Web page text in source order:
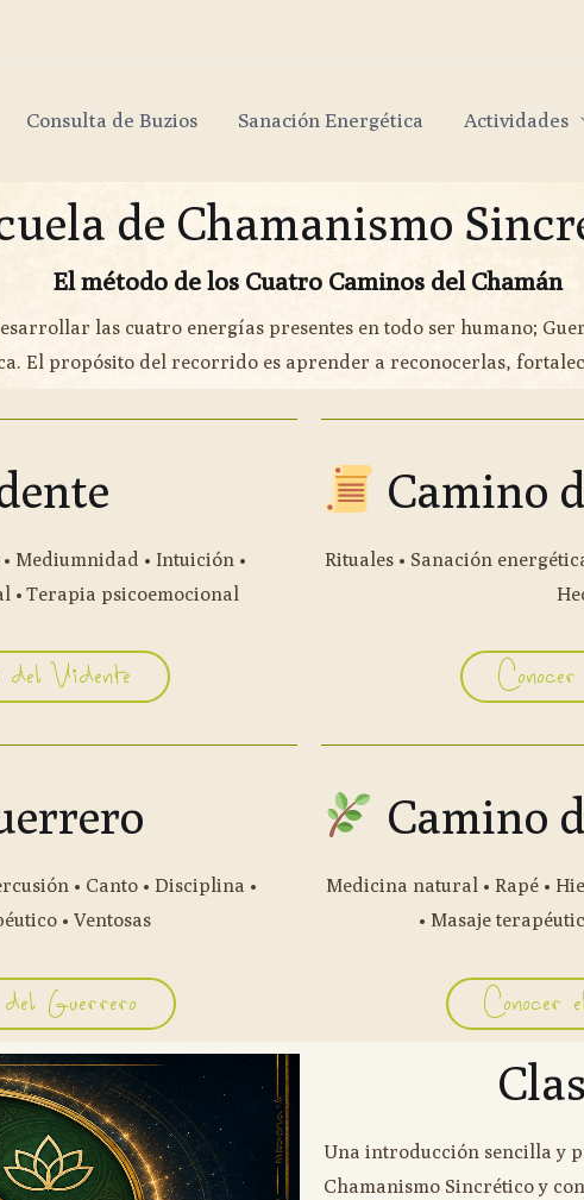
Consulta de Buzios Sanación Energética Actividades
de Chamanismo
El método de los Cuatro Caminos del Chamán
las cuatro energías presentes en todo ser humano;
El propósito del recorrido es aprender a reconocerlas,
Mediumnidad • Intuición •
• Terapia psicoemocional
Vidente
Camino
Rituales • Sanación
• Canto • Disciplina •
• Ventosas
Guerrero
Camino
Medicina natural • Rapé •
• Masaje
Una introducción sencilla y
Chamanismo Sincrético y